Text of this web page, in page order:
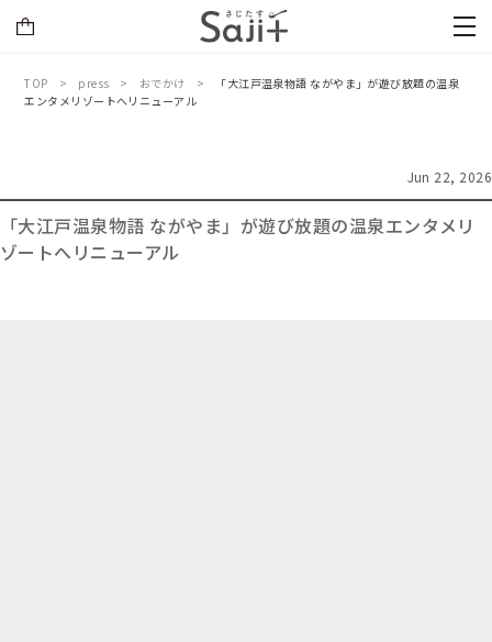
TOP press おでかけ
「大江戸温泉物語 ながやま」が遊び放題の温泉
エンタメリゾートへリニューアル
Jun 22, 2026
「大江戸温泉物語 ながやま」が遊び放題の温泉エンタメリ
ゾートへリニューアル